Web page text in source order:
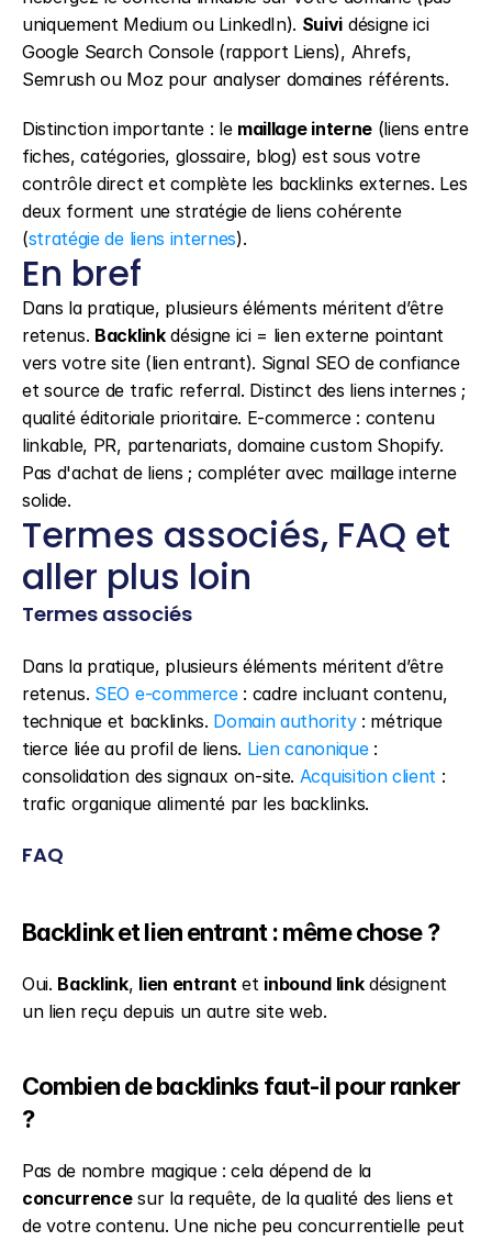
uniquement Medium ou LinkedIn). Suivi désigne ici
Google Search Console (rapport Liens), Ahrefs,
Semrush ou Moz pour analyser domaines référents.
Distinction importante : le maillage interne (liens entre
fiches, catégories, glossaire, blog) est sous votre
contrôle direct et complète les backlinks externes. Les
deux forment une stratégie de liens cohérente
(stratégie de liens internes).
En bref
Dans la pratique, plusieurs éléments méritent d’être
retenus. Backlink désigne ici = lien externe pointant
vers votre site (lien entrant). Signal SEO de confiance
et source de trafic referral. Distinct des liens internes ;
qualité éditoriale prioritaire. E-commerce : contenu
linkable, PR, partenariats, domaine custom Shopify.
Pas d'achat de liens ; compléter avec maillage interne
solide.
Termes associés, FAQ et
aller plus loin
Termes associés
Dans la pratique, plusieurs éléments méritent d’être
retenus. SEO e-commerce : cadre incluant contenu,
technique et backlinks. Domain authority : métrique
tierce liée au profil de liens. Lien canonique :
consolidation des signaux on-site. Acquisition client :
trafic organique alimenté par les backlinks.
FAQ
Backlink et lien entrant : même chose ?
Oui. Backlink, lien entrant et inbound link désignent
un lien reçu depuis un autre site web.
Combien de backlinks faut-il pour ranker
?
Pas de nombre magique : cela dépend de la
concurrence sur la requête, de la qualité des liens et
de votre contenu. Une niche peu concurrentielle peut